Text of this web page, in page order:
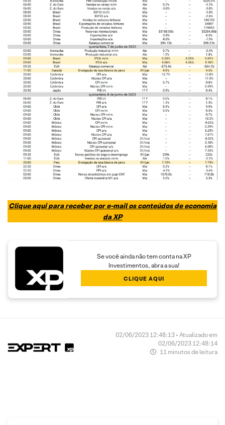
Clique aqui para receber por e-mail os conteúdos de economia
da XP
Se você ainda não tem conta na XP
Investimentos, abra a sua!
CLIQUE AQUI
02/06/2023 12:48:13 • Atualizado em
02/06/2023 12:48:14
11 minutos de leitura